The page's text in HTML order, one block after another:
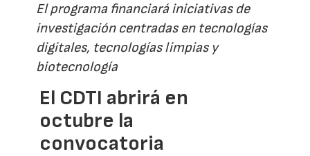
El programa financiará iniciativas de
investigación centradas en tecnologías
digitales, tecnologías limpias y
biotecnología
El CDTI abrirá en
octubre la
convocatoria